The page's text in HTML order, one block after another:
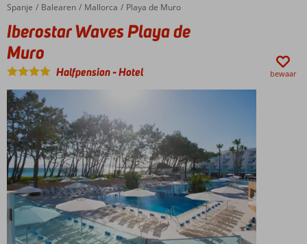
bij het
natuurpark
's Albufera
Meerdere
restaurants
All
Inclusive
ook
mogelijk
Home
Spanje Balearen Mallorca Playa de Muro
Iberostar Waves Playa de Muro
Iberostar Waves Playa de
Muro
Halfpension-Hotel bewaar